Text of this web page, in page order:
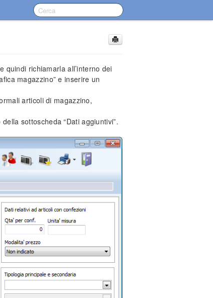
quindi richiamarla all’interno dei
magazzino” e inserire un
articoli di magazzino,
sottoscheda “Dati aggiuntivi”.